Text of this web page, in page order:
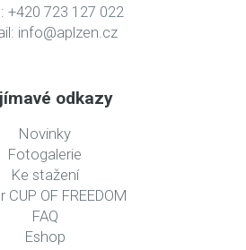
+420 723 127 022
info@aplzen.cz
odkazy
Novinky
Fotogalerie
Ke stažení
CUP OF FREEDOM
FAQ
Eshop